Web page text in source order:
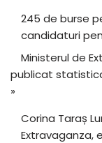
245 de burse
candidaturi
Ministerul de
publicat
»
Corina Taraș
Extravaganza,